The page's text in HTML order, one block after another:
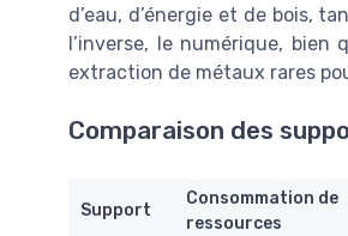
d’eau, d’énergie et de bois,
l’inverse, le numérique, bien
extraction de métaux rares
Comparaison des
Support
Consommation de
ressources